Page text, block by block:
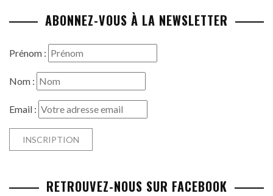
ABONNEZ-VOUS À LA NEWSLETTER
Prénom :
Nom :
Email :
RETROUVEZ-NOUS SUR FACEBOOK